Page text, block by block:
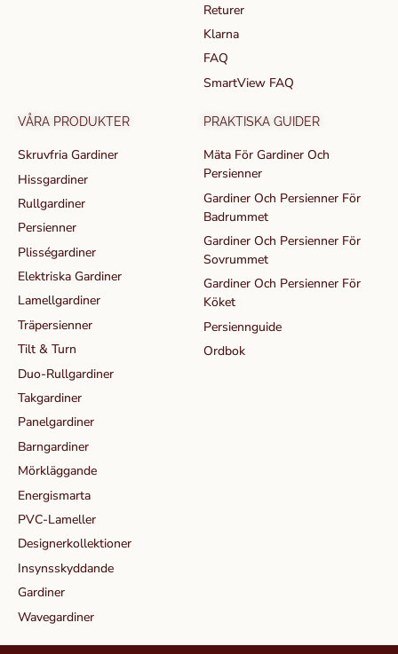
Returer
Klarna
FAQ
SmartView FAQ
VÅRA PRODUKTER
Skruvfria Gardiner
Hissgardiner
Rullgardiner
Persienner
Plisségardiner
Elektriska Gardiner
Lamellgardiner
Träpersienner
Tilt & Turn
Duo-Rullgardiner
Takgardiner
Panelgardiner
Barngardiner
Mörkläggande
Energismarta
PVC-Lameller
Designerkollektioner
Insynsskyddande
Gardiner
Wavegardiner
PRAKTISKA GUIDER
Mäta För Gardiner Och
Persienner
Gardiner Och Persienner För
Badrummet
Gardiner Och Persienner För
Sovrummet
Gardiner Och Persienner För
Köket
Persiennguide
Ordbok